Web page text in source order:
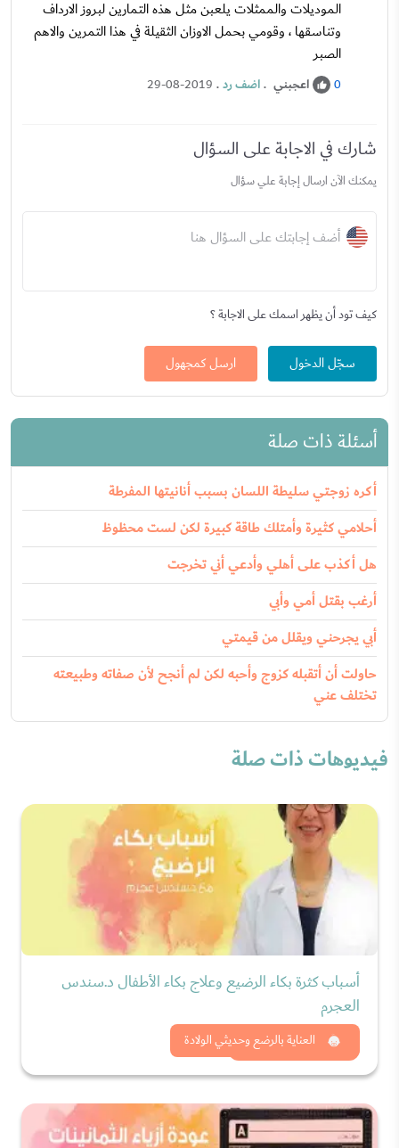
الموديلات والممثلات يلعبن مثل هذه التمارين لبروز الارداف
وتناسقها ، وقومي بحمل الاوزان الثقيلة في هذا التمرين والاهم
الصبر
0 اعجبني .اضف رد.
29-08-2019
شارك في الاجابة على السؤال
يمكنك الآن ارسال إجابة علي سؤال
أضف إجابتك على السؤال هنا
كيف تود أن يظهر اسمك على الاجابة ؟
سجّل الدخول ارسل كمجهول
أسئلة ذات صلة
أكره زوجتي سليطة اللسان بسبب أنانيتها المفرطة
أحلامي كثيرة وأمتلك طاقة كبيرة لكن لست محظوظ
هل أكذب على أهلي وأدعي أني تخرجت
أرغب بقتل أمي وأبي
أبي يجرحني ويقلل من قيمتي
حاولت أن أتقبله كزوج وأحبه لكن لم أنجح لأن صفاته وطبيعته
تختلف عني
فيديوهات ذات صلة
العناية بالرضع وحديثي الولادة
أسباب كثرة بكاء الرضيع وعلاج بكاء الأطفال د.سندس
العجرم
شاهد الان